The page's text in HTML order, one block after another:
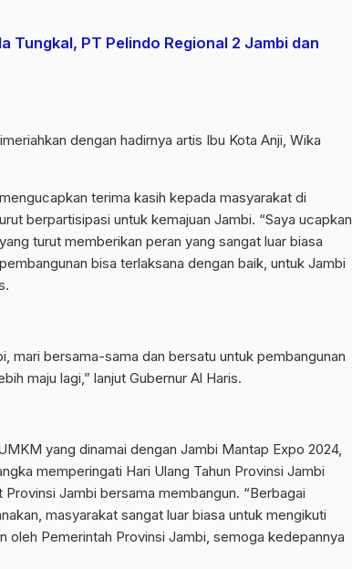
Tungkal, PT Pelindo Regional 2 Jambi dan
dengan hadirnya artis Ibu Kota Anji, Wika
terima kasih kepada masyarakat di
berpartisipasi untuk kemajuan Jambi. “Saya ucapkan
turut memberikan peran yang sangat luar biasa
bisa terlaksana dengan baik, untuk Jambi
mari bersama-sama dan bersatu untuk pembangunan
maju lagi,” lanjut Gubernur Al Haris.
yang dinamai dengan Jambi Mantap Expo 2024,
memperingati Hari Ulang Tahun Provinsi Jambi
Jambi bersama membangun. “Berbagai
masyarakat sangat luar biasa untuk mengikuti
oleh Pemerintah Provinsi Jambi, semoga kedepannya